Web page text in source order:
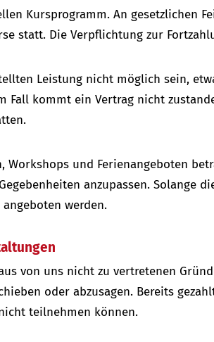
Kursprogramm. An gesetzlichen
statt. Die Verpflichtung zur
Leistung nicht möglich sein,
Fall kommt ein Vertrag nicht
und Ferienangeboten
anzupassen.
werden.
von uns nicht zu vertretenen
oder abzusagen. Bereits
teilnehmen können.